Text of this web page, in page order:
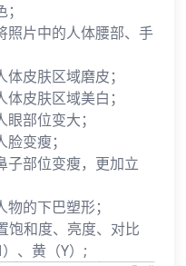
照片中的人体腰部、手
皮肤区域磨皮；
皮肤区域美白；
部位变大；
变瘦；
子部位变瘦，更加立
的下巴塑形；
饱和度、亮度、对比
、黄（Y）;